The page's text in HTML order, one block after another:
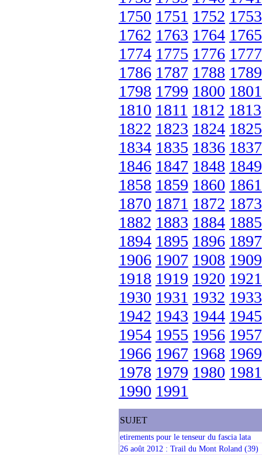
1750 1751 1752 1753
1762 1763 1764 1765
1774 1775 1776 1777
1786 1787 1788 1789
1798 1799 1800 1801
1810 1811 1812 1813
1822 1823 1824 1825
1834 1835 1836 1837
1846 1847 1848 1849
1858 1859 1860 1861
1870 1871 1872 1873
1882 1883 1884 1885
1894 1895 1896 1897
1906 1907 1908 1909
1918 1919 1920 1921
1930 1931 1932 1933
1942 1943 1944 1945
1954 1955 1956 1957
1966 1967 1968 1969
1978 1979 1980 1981
1990 1991
SUJET
etirements pour le tenseur du fascia lata
26 août 2012 : Trail du Mont Roland (39)